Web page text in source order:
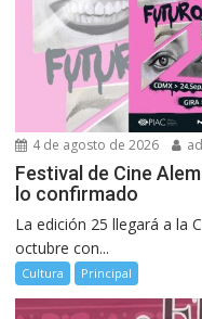
4 de agosto de 2026
Festival de Cine
lo confirmado
La edición 25 llegará a la
octubre con...
Cultura Principal